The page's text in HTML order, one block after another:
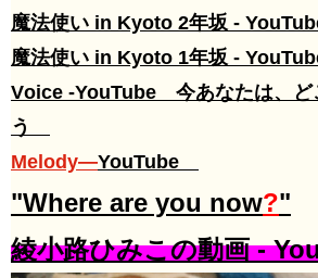
魔法使い in Kyoto 2年坂 -
魔法使い in Kyoto 1年坂 -
Voice -YouTube 今あなたは、ど
う
Melody―YouTube
"​​Where are you now?"
綾小路ひみこの動画 -